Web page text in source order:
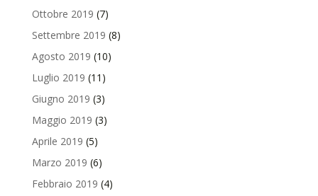
Ottobre 2019 (7)
Settembre 2019 (8)
Agosto 2019 (10)
Luglio 2019 (11)
Giugno 2019 (3)
Maggio 2019 (3)
Aprile 2019 (5)
Marzo 2019 (6)
Febbraio 2019 (4)